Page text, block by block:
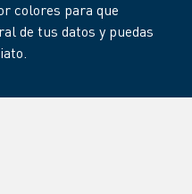
colores para que
de tus datos y puedas